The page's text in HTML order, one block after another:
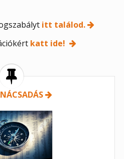
itt találod.
katt ide!